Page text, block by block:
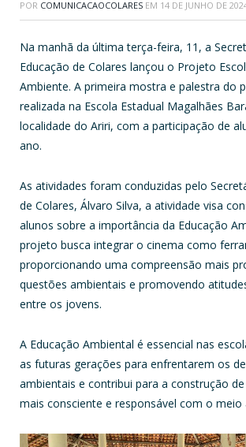
POR COMUNICACAOCOLARES EM 14 DE JUNHO DE
Na manhã da última terça-feira, 11, a
Educação de Colares lançou o Projeto
Ambiente. A primeira mostra e palestra do
realizada na Escola Estadual Magalhães
localidade do Ariri, com a participação de
ano.
As atividades foram conduzidas pelo
de Colares, Álvaro Silva, a atividade visa
alunos sobre a importância da Educação
projeto busca integrar o cinema como
proporcionando uma compreensão mais
questões ambientais e promovendo
entre os jovens.
A Educação Ambiental é essencial nas
as futuras gerações para enfrentarem os
ambientais e contribui para a construção
mais consciente e responsável com o meio